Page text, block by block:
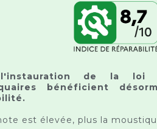
de la loi
bénéficient
est élevée, plus la